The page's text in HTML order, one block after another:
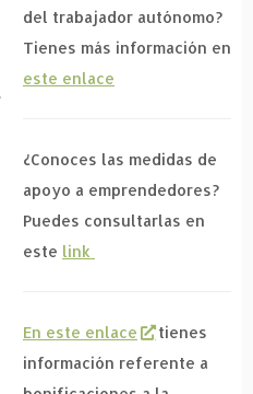
del trabajador autónomo?
Tienes más información en
este enlace
¿Conoces las medidas de
apoyo a emprendedores?
Puedes consultarlas en
este link
En este enlace
tienes
información referente a